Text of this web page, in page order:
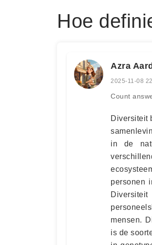
Hoe
Azra
2025-11-08
Count
Diversiteit
in de
personen
mensen.
is de